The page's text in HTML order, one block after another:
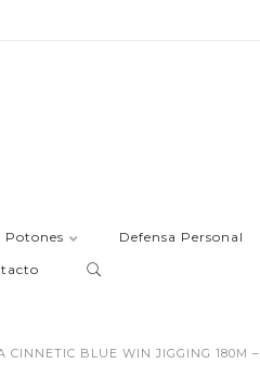
Potones
Defensa Personal
CINNETIC BLUE WIN JIGGING 180M –